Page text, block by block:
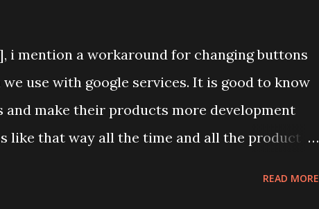
There is a solution for that. This is not an
with a lot of phones. With a
Intent. ACTION...
i mention a workaround for changing buttons
use with google services. It is good to know
and make their products more development
like that way all the time and all the product
READ MORE